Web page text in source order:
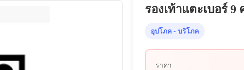
รองเท้าแตะเบอร์ 9
อุปโภค - บริโภค
ราคา